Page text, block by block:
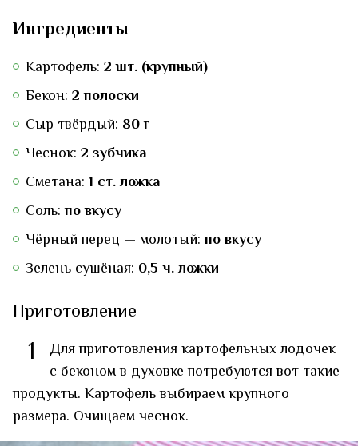
Ингредиенты
Картофель: 2 шт. (крупный)
Бекон: 2 полоски
Сыр твёрдый: 80 г
Чеснок: 2 зубчика
Сметана: 1 ст. ложка
Соль:по вкусу
Чёрный перец — молотый:по вкусу
Зелень сушёная: 0,5 ч. ложки
Приготовление
1
Для приготовления картофельных лодочек
с беконом в духовке потребуются вот такие
продукты. Картофель выбираем крупного
размера. Очищаем чеснок.